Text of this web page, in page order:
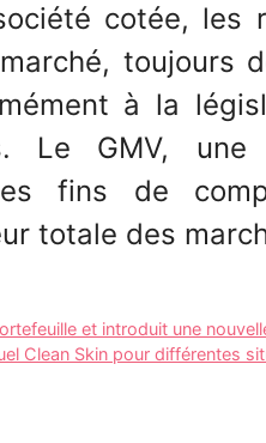
cotée, les
toujours
à la
Le GMV, une
fins de
totale des
et introduit une
Clean Skin pour différentes